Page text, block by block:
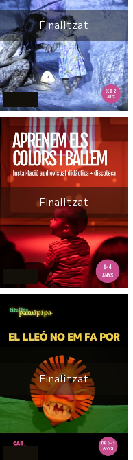
Finalitzat
Finalitzat
Finalitzat